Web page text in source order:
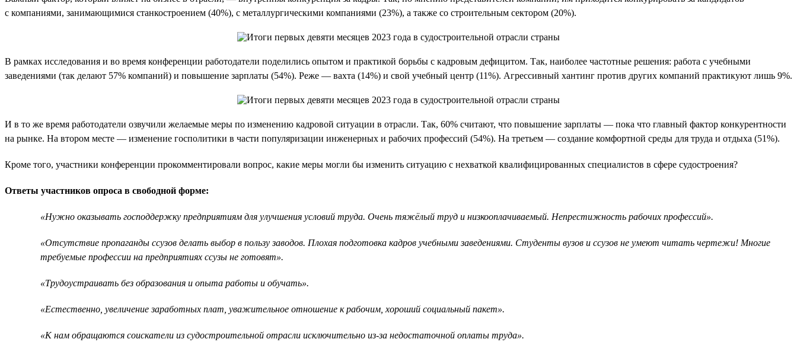
с компаниями, занимающимися станкостроением (40%), с металлургическими компаниями (23%), а также со строительным сектором (20%).
В рамках исследования и во время конференции работодатели поделились опытом и практикой борьбы с кадровым дефицитом. Так, наиболее частотные решения: работа с учебными
заведениями (так делают 57% компаний) и повышение зарплаты (54%). Реже — вахта (14%) и свой учебный центр (11%). Агрессивный хантинг против других компаний практикуют лишь 9%.
И в то же время работодатели озвучили желаемые меры по изменению кадровой ситуации в отрасли. Так, 60% считают, что повышение зарплаты — пока что главный фактор конкурентности
на рынке. На втором месте — изменение госполитики в части популяризации инженерных и рабочих профессий (54%). На третьем — создание комфортной среды для труда и отдыха (51%).
Кроме того, участники конференции прокомментировали вопрос, какие меры могли бы изменить ситуацию с нехваткой квалифицированных специалистов в сфере судостроения?
Ответы участников опроса в свободной форме:
«Нужно оказывать господдержку предприятиям для улучшения условий труда. Очень тяжёлый труд и низкооплачиваемый. Непрестижность рабочих профессий».
«Отсутствие пропаганды ссузов делать выбор в пользу заводов. Плохая подготовка кадров учебными заведениями. Студенты вузов и ссузов не умеют читать чертежи! Многие
требуемые профессии на предприятиях ссузы не готовят».
«Трудоустраивать без образования и опыта работы и обучать».
«Естественно, увеличение заработных плат, уважительное отношение к рабочим, хороший социальный пакет».
«К нам обращаются соискатели из судостроительной отрасли исключительно из-за недостаточной оплаты труда».